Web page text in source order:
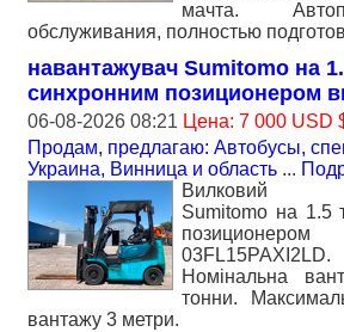
мачта.
обслуживания, полностью
навантажувач Sumitomo на
синхронним позиционером
06-08-2026 08:21 Цена: 7 000 USD
Продам, предлагаю: Автобусы,
Украина, Винница и область ...
Вилковий
Sumitomo на 1.5
Номiнальна
тонни.
вантажу 3 метри.